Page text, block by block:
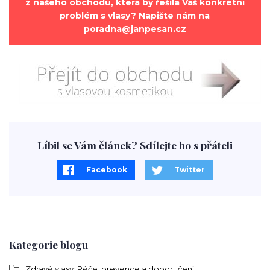
Kategorie blogu
problém s vlasy? Napište nám na
poradna@janpesan.cz
Líbil se Vám článek? Sdílejte ho s přáteli
Facebook Twitter